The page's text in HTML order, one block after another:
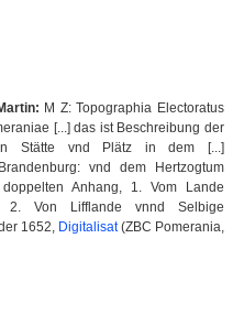
M Z: Topographia Electoratus
[...] das ist Beschreibung der
Stätte vnd Plätz in dem [...]
vnd dem Hertzogtum
Anhang, 1. Vom Lande
2. Von Lifflande vnnd Selbige
1652, Digitalisat(ZBC Pomerania,